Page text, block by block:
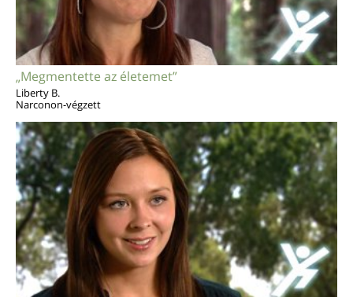
„Megmentette az életemet”
Liberty B.
Narconon-végzett